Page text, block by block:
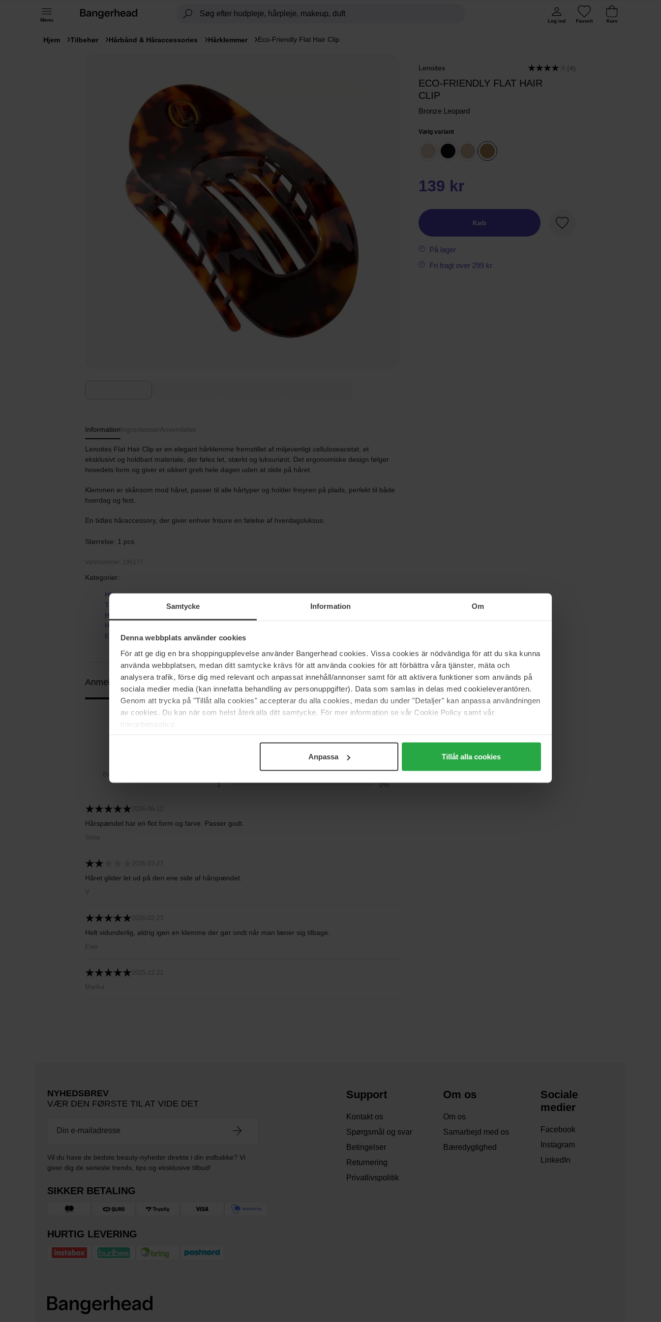
Samtycke Information Om
Denna webbplats använder cookies
För att ge dig en bra shoppingupplevelse använder Bangerhead cookies. Vissa cookies är nödvändiga för att du ska kunna
använda webbplatsen, medan ditt samtycke krävs för att använda cookies för att förbättra våra tjänster, mäta och
analysera trafik, förse dig med relevant och anpassat innehåll/annonser samt för att aktivera funktioner som används på
sociala medier media (kan innefatta behandling av personuppgifter). Data som samlas in delas med cookieleverantören.
Genom att trycka på "Tillåt alla cookies" accepterar du alla cookies, medan du under "Detaljer" kan anpassa användningen
av cookies. Du kan när som helst återkalla ditt samtycke. För mer information se vår Cookie Policy samt vår
Integritetspolicy.
Anpassa Tillåt alla cookies
Menu Log ind Favorit Kurv
Hjem Tilbehør Hårbånd & Håraccessories Hårklemmer Eco-Friendly Flat Hair Clip
Lenoites (4)
ECO-FRIENDLY FLAT HAIR
CLIP
Bronze Leopard
Vælg variant
139 kr
Køb
Favorit
På lager
Fri fragt over 299 kr
Information Ingredienser Anvendelse
Lenoites Flat Hair Clip er en elegant hårklemme fremstillet af miljøvenligt celluloseacetat, et
eksklusivt og holdbart materiale, der føles let, stærkt og luksuriøst. Det ergonomiske design følger
hovedets form og giver et sikkert greb hele dagen uden at slide på håret.
Klemmen er skånsom mod håret, passer til alle hårtyper og holder frisyren på plads, perfekt til både
hverdag og fest.
En tidløs håraccessory, der giver enhver frisure en følelse af hverdagsluksus.
Størrelse: 1 pcs
Varenummer: 196177
Kategorier:
Hjem
Tilbehør
Hårbånd & Håraccessories
Hårklemmer
Eco-Friendly Flat Hair Clip
Anmeldelser (4)Spørgsmål og svar (0)
25%
1
0%
2026-06-12
Hårspændet har en flot form og farve. Passer godt.
Stine
2026-03-27
Håret glider let ud på den ene side af hårspændet.
V
2026-02-23
Helt vidunderlig, aldrig igen en klemme der gør ondt når man læner sig tilbage.
Ewa
2025-12-22
Marika
NYHEDSBREV
VÆR DEN FØRSTE TIL AT VIDE DET
Vil du have de bedste beauty-nyheder direkte i din indbakke? Vi
giver dig de seneste trends, tips og eksklusive tilbud!
SIKKER BETALING
HURTIG LEVERING
Support
Kontakt os
Spørgsmål og svar
Betingelser
Returnering
Privatlivspolitik
Om os
Om os
Samarbejd med os
Bæredygtighed
Sociale
medier
Facebook
Instagram
LinkedIn